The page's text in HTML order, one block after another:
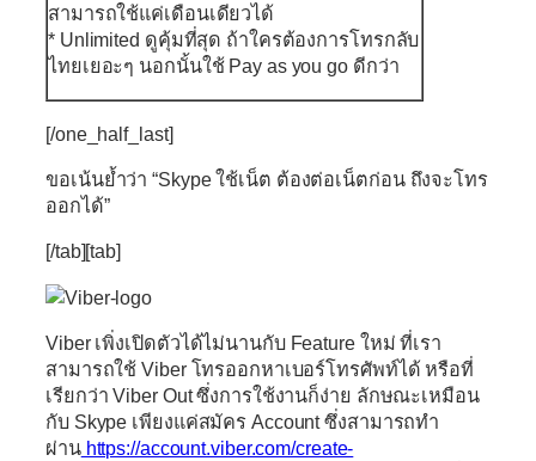
สามารถใช้แค่เดือนเดียวได้
* Unlimited ดูคุ้มที่สุด ถ้าใครต้องการโทรกลับ
ไทยเยอะๆ นอกนั้นใช้ Pay as you go ดีกว่า
[/one_half_last]
ขอเน้นย้ำว่า “Skype ใช้เน็ต ต้องต่อเน็ตก่อน ถึงจะโทร
ออกได้”
[/tab][tab]
Viber เพิ่งเปิดตัวได้ไม่นานกับ Feature ใหม่ ที่เรา
สามารถใช้ Viber โทรออกหาเบอร์โทรศัพท์ได้ หรือที่
เรียกว่า Viber Out ซึ่งการใช้งานก็ง่าย ลักษณะเหมือน
กับ Skype เพียงแค่สมัคร Account ซึ่งสามารถทำ
ผ่านhttps://account.viber.com/create-